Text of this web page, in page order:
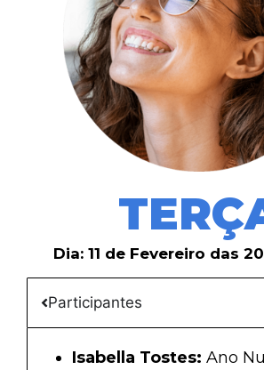
Dia: 11 de Fevereiro das
Participantes
Isabella Tostes: Ano